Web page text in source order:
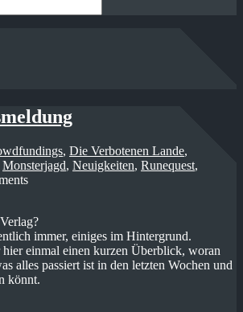
, Die Verbotenen Lande,
Monsterjagd, Neuigkeiten, Runequest,
immer, einiges im Hintergrund.
einmal einen kurzen Überblick, woran
alles passiert ist in den letzten Wochen und
könnt.